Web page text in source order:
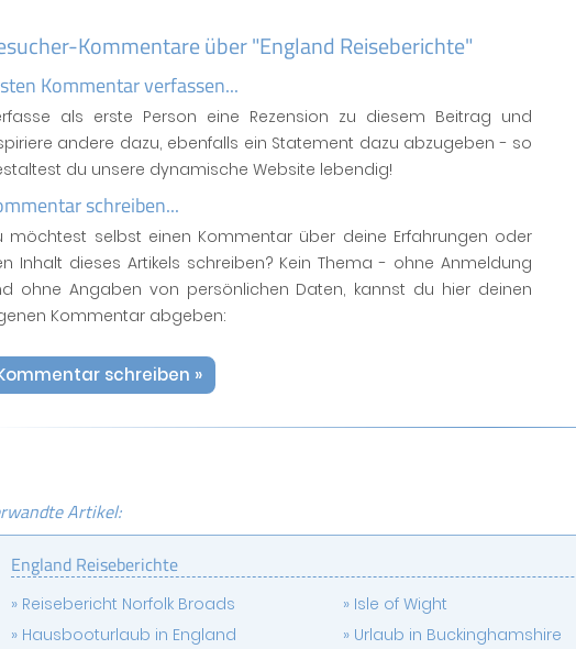
Kommentare über "England Reiseberichte"
Kommentar verfassen...
als erste Person eine Rezension zu diesem Beitrag und
andere dazu, ebenfalls ein Statement dazu abzugeben - so
du unsere dynamische Website lebendig!
schreiben...
möchtest selbst einen Kommentar über deine Erfahrungen oder
Inhalt dieses Artikels schreiben? Kein Thema - ohne Anmeldung
ohne Angaben von persönlichen Daten, kannst du hier deinen
Kommentar abgeben:
schreiben »
Artikel:
England Reiseberichte
Reisebericht Norfolk Broads
Hausbooturlaub in England
Isle of Wight
Urlaub in Buckinghamshire